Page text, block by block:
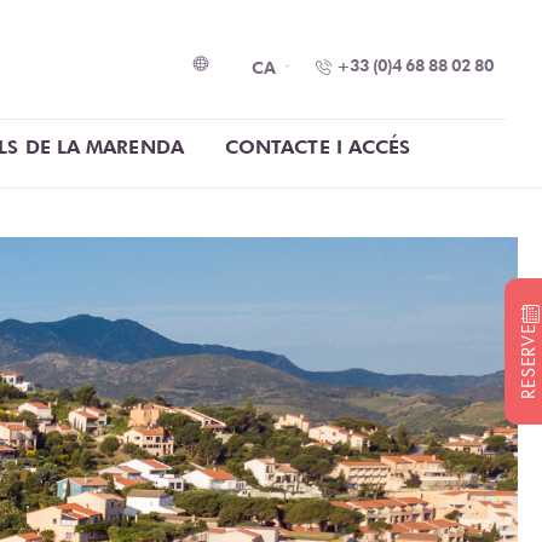
CA +33 (0)4 68 88 02 80
DE LA MARENDA CONTACTE I ACCÉS
RESERVE